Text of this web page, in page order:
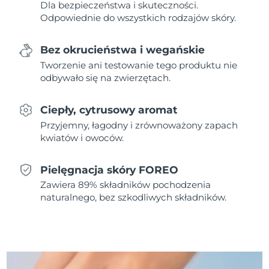
Dla bezpieczeństwa i skuteczności.
Odpowiednie do wszystkich rodzajów skóry.
Bez okrucieństwa i wegańskie
Tworzenie ani testowanie tego produktu nie
odbywało się na zwierzętach.
Ciepły, cytrusowy aromat
Przyjemny, łagodny i zrównoważony zapach
kwiatów i owoców.
Pielęgnacja skóry FOREO
Zawiera 89% składników pochodzenia
naturalnego, bez szkodliwych składników.
Oczekiwany czas dostawy
Nowa Zelandia
Oczekiwany czas dostawy
8/10/26
Norwegia
Oman
Oczekiwany czas dostawy
Filipiny
Oczekiwany czas dostawy
Oczekiwany czas dostawy
8/10/26